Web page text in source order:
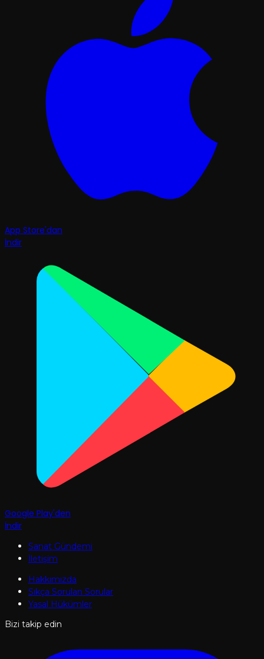
App Store'dan
İndir
Google Play'den
İndir
Sanat Gündemi
İletişim
Hakkımızda
Sıkça Sorulan Sorular
Yasal Hükümler
Bizi takip edin